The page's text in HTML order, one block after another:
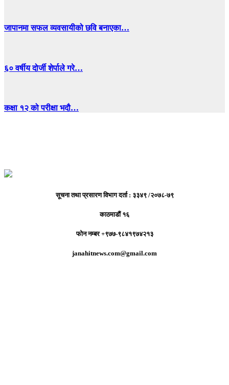
जापानमा सफल व्यवसायीको छवि बनाएका…
६० वर्षीय दोर्जी शेर्पाले गरे…
कक्षा १२ को परीक्षा भदौ…
सूचना तथा प्रसारण विभाग दर्ता : ३३४९ /२०७८-७९
काठमाडौं १६
फोन नम्बर +९७७-९८४१९७४२१३
janahitnews.com@gmail.com